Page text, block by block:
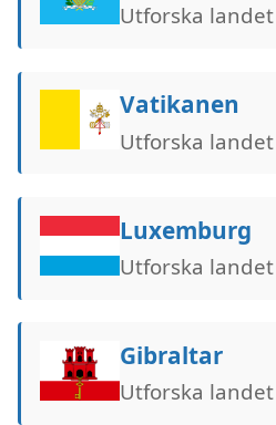
Utforska landet
Vatikanen
Utforska landet
Luxemburg
Utforska landet
Gibraltar
Utforska landet